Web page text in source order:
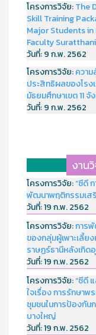
โครงการวิจัย:The
Skill Training
Major Students in
Faculty
วันที่:9 ก.พ. 2562
โครงการวิจัย:ควา
ประสิทธิผลของโรง
มัธยมศึกษาเขต 11
วันที่:9 ก.พ. 2562
งาน
โครงการวิจัย:“ซีดี
พัฒนาพฤติกรรมเส
วันที่:19 ก.พ. 2562
โครงการวิจัย:การ
ของกลุ่มผู้เพาะเลี้
ราษฏร์ธานีหลังเกิ
วันที่:19 ก.พ. 2562
โครงการวิจัย:“ซีดี
ใจเรื่อง การรักษา
ชุมชนในการป้องกัน
บางใหญ่
วันที่:19 ก.พ. 2562